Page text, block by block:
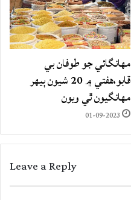
مهانگائي جو طوفان بي
قابو،هفتي ۾ 20 شيون ٻيهر
مهانگيون ٿي ويون
01-09-2023
Leave a Reply